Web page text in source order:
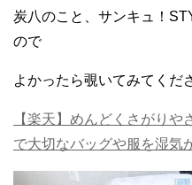
炭八のこと、サンキュ！
ので
よかったら覗いてみてくだ
【楽天】めんどくさがり
で大切なバッグや服を湿気